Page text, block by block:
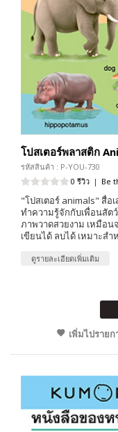
โปสเตอร์พลาสติก
รหัสสินค้า : P-YOU-730
0 รีวิว | Be
"โปสเตอร์ animals" สื่อ
ทำความรู้จักกับเพื่อนสั
ภาพวาดสวยงาม เหมือ
เขียนได้ ลบได้ เหมาะส
ดูรายละเอียดเพิ่มเติม
เพิ่มไปรายก